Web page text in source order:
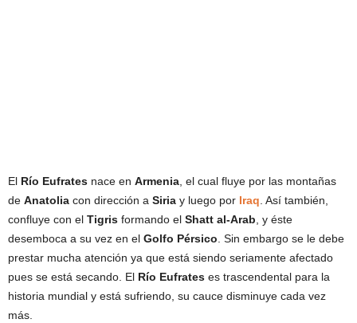
El Río Eufrates nace en Armenia, el cual fluye por las montañas
de Anatolia con dirección a Siria y luego por Iraq. Así también,
confluye con el Tigris formando el Shatt al-Arab, y éste
desemboca a su vez en el Golfo Pérsico. Sin embargo se le debe
prestar mucha atención ya que está siendo seriamente afectado
pues se está secando. El Río Eufrates es trascendental para la
historia mundial y está sufriendo, su cauce disminuye cada vez
más.